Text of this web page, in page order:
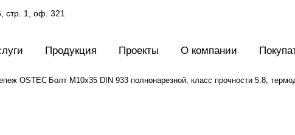
стр. 1, оф. 321
Продукция Проекты О компании
OSTEC Болт М10х35 DIN 933 полнонарезной, класс прочности 5.8,